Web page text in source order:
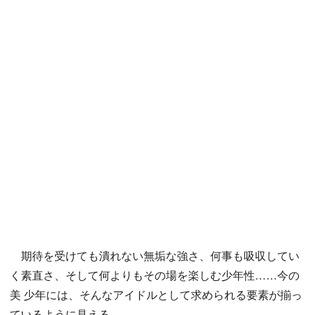
期待を受けても潰れない無垢な強さ、何事も吸収してい
く素直さ、そして何よりもその場を楽しむ少年性……今の
美 少年には、そんなアイドルとして求められる要素が揃っ